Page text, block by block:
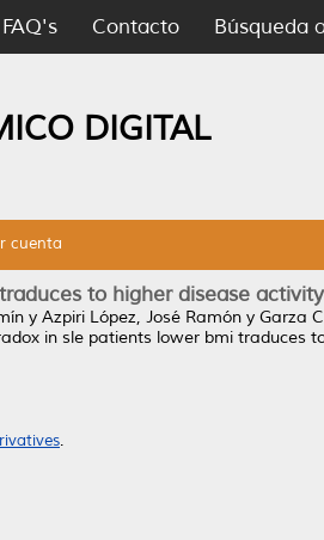
FAQ's Contacto Búsqueda
DIGITAL
cuenta
to higher disease activity
y Azpiri López, José Ramón y Garza
in sle patients lower bmi traduces
.